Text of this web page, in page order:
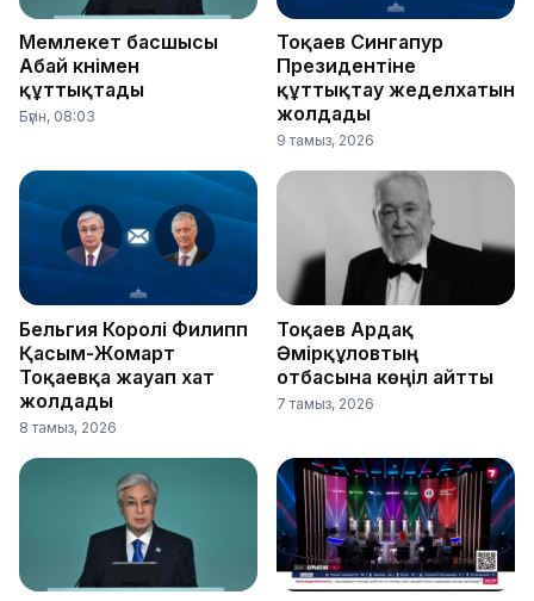
Мемлекет басшысы
Абай күнімен
құттықтады
Бүгін, 08:03
Тоқаев Сингапур
Президентіне
құттықтау жеделхатын
жолдады
9 тамыз, 2026
Бельгия Королі Филипп
Қасым-Жомарт
Тоқаевқа жауап хат
жолдады
8 тамыз, 2026
Тоқаев Ардақ
Әмірқұловтың
отбасына көңіл айтты
7 тамыз, 2026